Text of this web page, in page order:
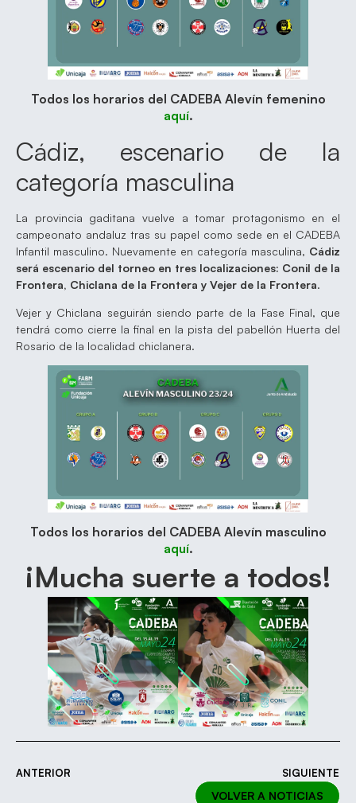
Todos los horarios del CADEBA Alevín femenino
aquí.
Cádiz, escenario de la
categoría masculina
La provincia gaditana vuelve a tomar protagonismo en el
campeonato andaluz tras su papel como sede en el CADEBA
Infantil masculino. Nuevamente en categoría masculina, Cádiz
será escenario del torneo en tres localizaciones: Conil de la
Frontera, Chiclana de la Frontera y Vejer de la Frontera.
Vejer y Chiclana seguirán siendo parte de la Fase Final, que
tendrá como cierre la final en la pista del pabellón Huerta del
Rosario de la localidad chiclanera.
Todos los horarios del CADEBA Alevín masculino
aquí.
¡Mucha suerte a todos!
ANTERIOR SIGUIENTE
VOLVER A NOTICIAS